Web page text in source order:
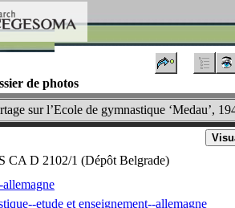
de photos
sur l’Ecole de gymnastique ‘Medau’,
CA D 2102/1 (Dépôt Belgrade)
allemagne
etude et enseignement--allemagne